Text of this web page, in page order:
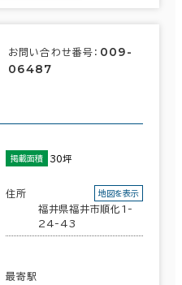
お問い合わせ番号： 009-
06487
掲載面積 30坪
住所
福井県福井市順化1-
24-43
地図を表示
最寄駅